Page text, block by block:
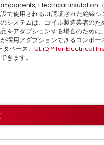
Electrical Insulation（
で使用されるUL認証された絶縁シ
システムは、コイル製造業者の
をアダプションする場合のために
採用アダプションできるコンポー
ベース、 UL iQ™ for Electrical
きます。